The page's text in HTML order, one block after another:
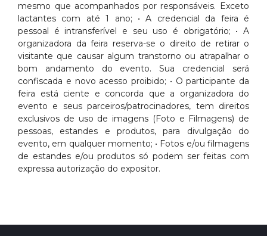
mesmo que acompanhados por responsáveis. Exceto
lactantes com até 1 ano; • A credencial da feira é
pessoal é intransferível e seu uso é obrigatório; • A
organizadora da feira reserva-se o direito de retirar o
visitante que causar algum transtorno ou atrapalhar o
bom andamento do evento. Sua credencial será
confiscada e novo acesso proibido; • O participante da
feira está ciente e concorda que a organizadora do
evento e seus parceiros/patrocinadores, tem direitos
exclusivos de uso de imagens (Foto e Filmagens) de
pessoas, estandes e produtos, para divulgação do
evento, em qualquer momento; • Fotos e/ou filmagens
de estandes e/ou produtos só podem ser feitas com
expressa autorização do expositor.